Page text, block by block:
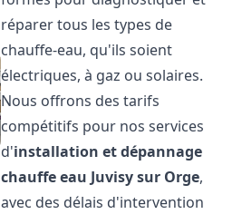
réparer tous les types de
chauffe-eau, qu'ils soient
électriques, à gaz ou solaires.
Nous offrons des tarifs
compétitifs pour nos services
d'installation et dépannage
chauffe eau Juvisy sur Orge,
avec des délais d'intervention